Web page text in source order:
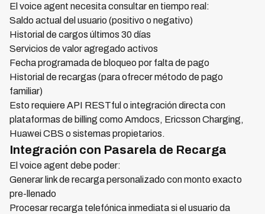
El voice agent necesita consultar en tiempo real:
Saldo actual del usuario (positivo o negativo)
Historial de cargos últimos 30 días
Servicios de valor agregado activos
Fecha programada de bloqueo por falta de pago
Historial de recargas (para ofrecer método de pago
familiar)
Esto requiere API RESTful o integración directa con
plataformas de billing como Amdocs, Ericsson Charging,
Huawei CBS o sistemas propietarios.
Integración con Pasarela de Recarga
El voice agent debe poder:
Generar link de recarga personalizado con monto exacto
pre-llenado
Procesar recarga telefónica inmediata si el usuario da